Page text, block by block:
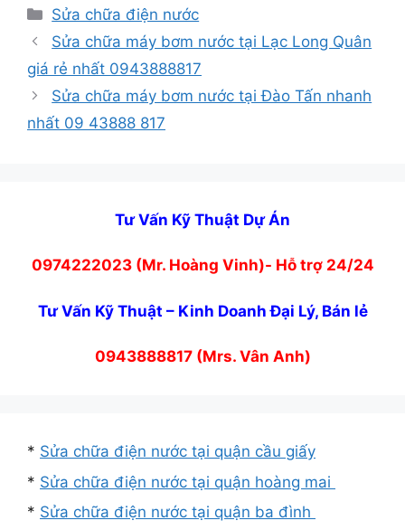
Danh
mục
Sửa chữa điện nước
Sửa chữa máy bơm nước tại Lạc Long Quân
giá rẻ nhất 0943888817
Sửa chữa máy bơm nước tại Đào Tấn nhanh
nhất 09 43888 817
Tư Vấn Kỹ Thuật Dự Án
0974222023 (Mr. Hoàng Vinh)- Hỗ trợ 24/24
Tư Vấn Kỹ Thuật – Kinh Doanh Đại Lý, Bán lẻ
0943888817 (Mrs. Vân Anh)
* Sửa chữa điện nước tại quận cầu giấy
* Sửa chữa điện nước tại quận hoàng mai
* Sửa chữa điện nước tại quận ba đình